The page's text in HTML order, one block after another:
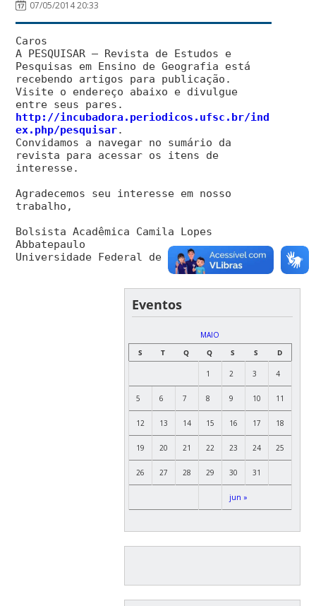
07/05/2014 20:33
Caros
A PESQUISAR – Revista de Estudos e
Pesquisas em Ensino de Geografia está
recebendo artigos para publicação.
Visite o endereço abaixo e divulgue
entre seus pares.
http://incubadora.periodicos.ufsc.br/ind
ex.php/pesquisar.
Convidamos a navegar no sumário da
revista para acessar os itens de
interesse.
Agradecemos seu interesse em nosso
trabalho,
Bolsista Acadêmica Camila Lopes
Abbatepaulo
Universidade Federal de Santa Catarina
Eventos
MAIO
S
T Q Q S S D
jun »
1 2 3 4
5 6 7 8 9 10 11
12 13 14 15 16 17 18
19 20 21 22 23 24 25
26 27 28 29 30 31